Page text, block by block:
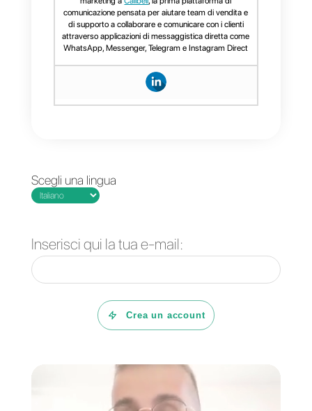
Inoltre,Callbellpermette di
raggiungere immediatamente
migliaia di contatti e il servizio è
Cosa aspetti ad aumentare le tue
persone possibile? Se desideri
saperne di più su come inviare la
newsletter tramite
WhatsAppe su come funziona